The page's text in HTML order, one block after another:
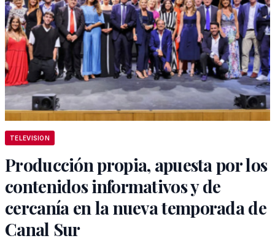
TELEVISION
Producción propia, apuesta por los
contenidos informativos y de
cercanía en la nueva temporada de
Canal Sur